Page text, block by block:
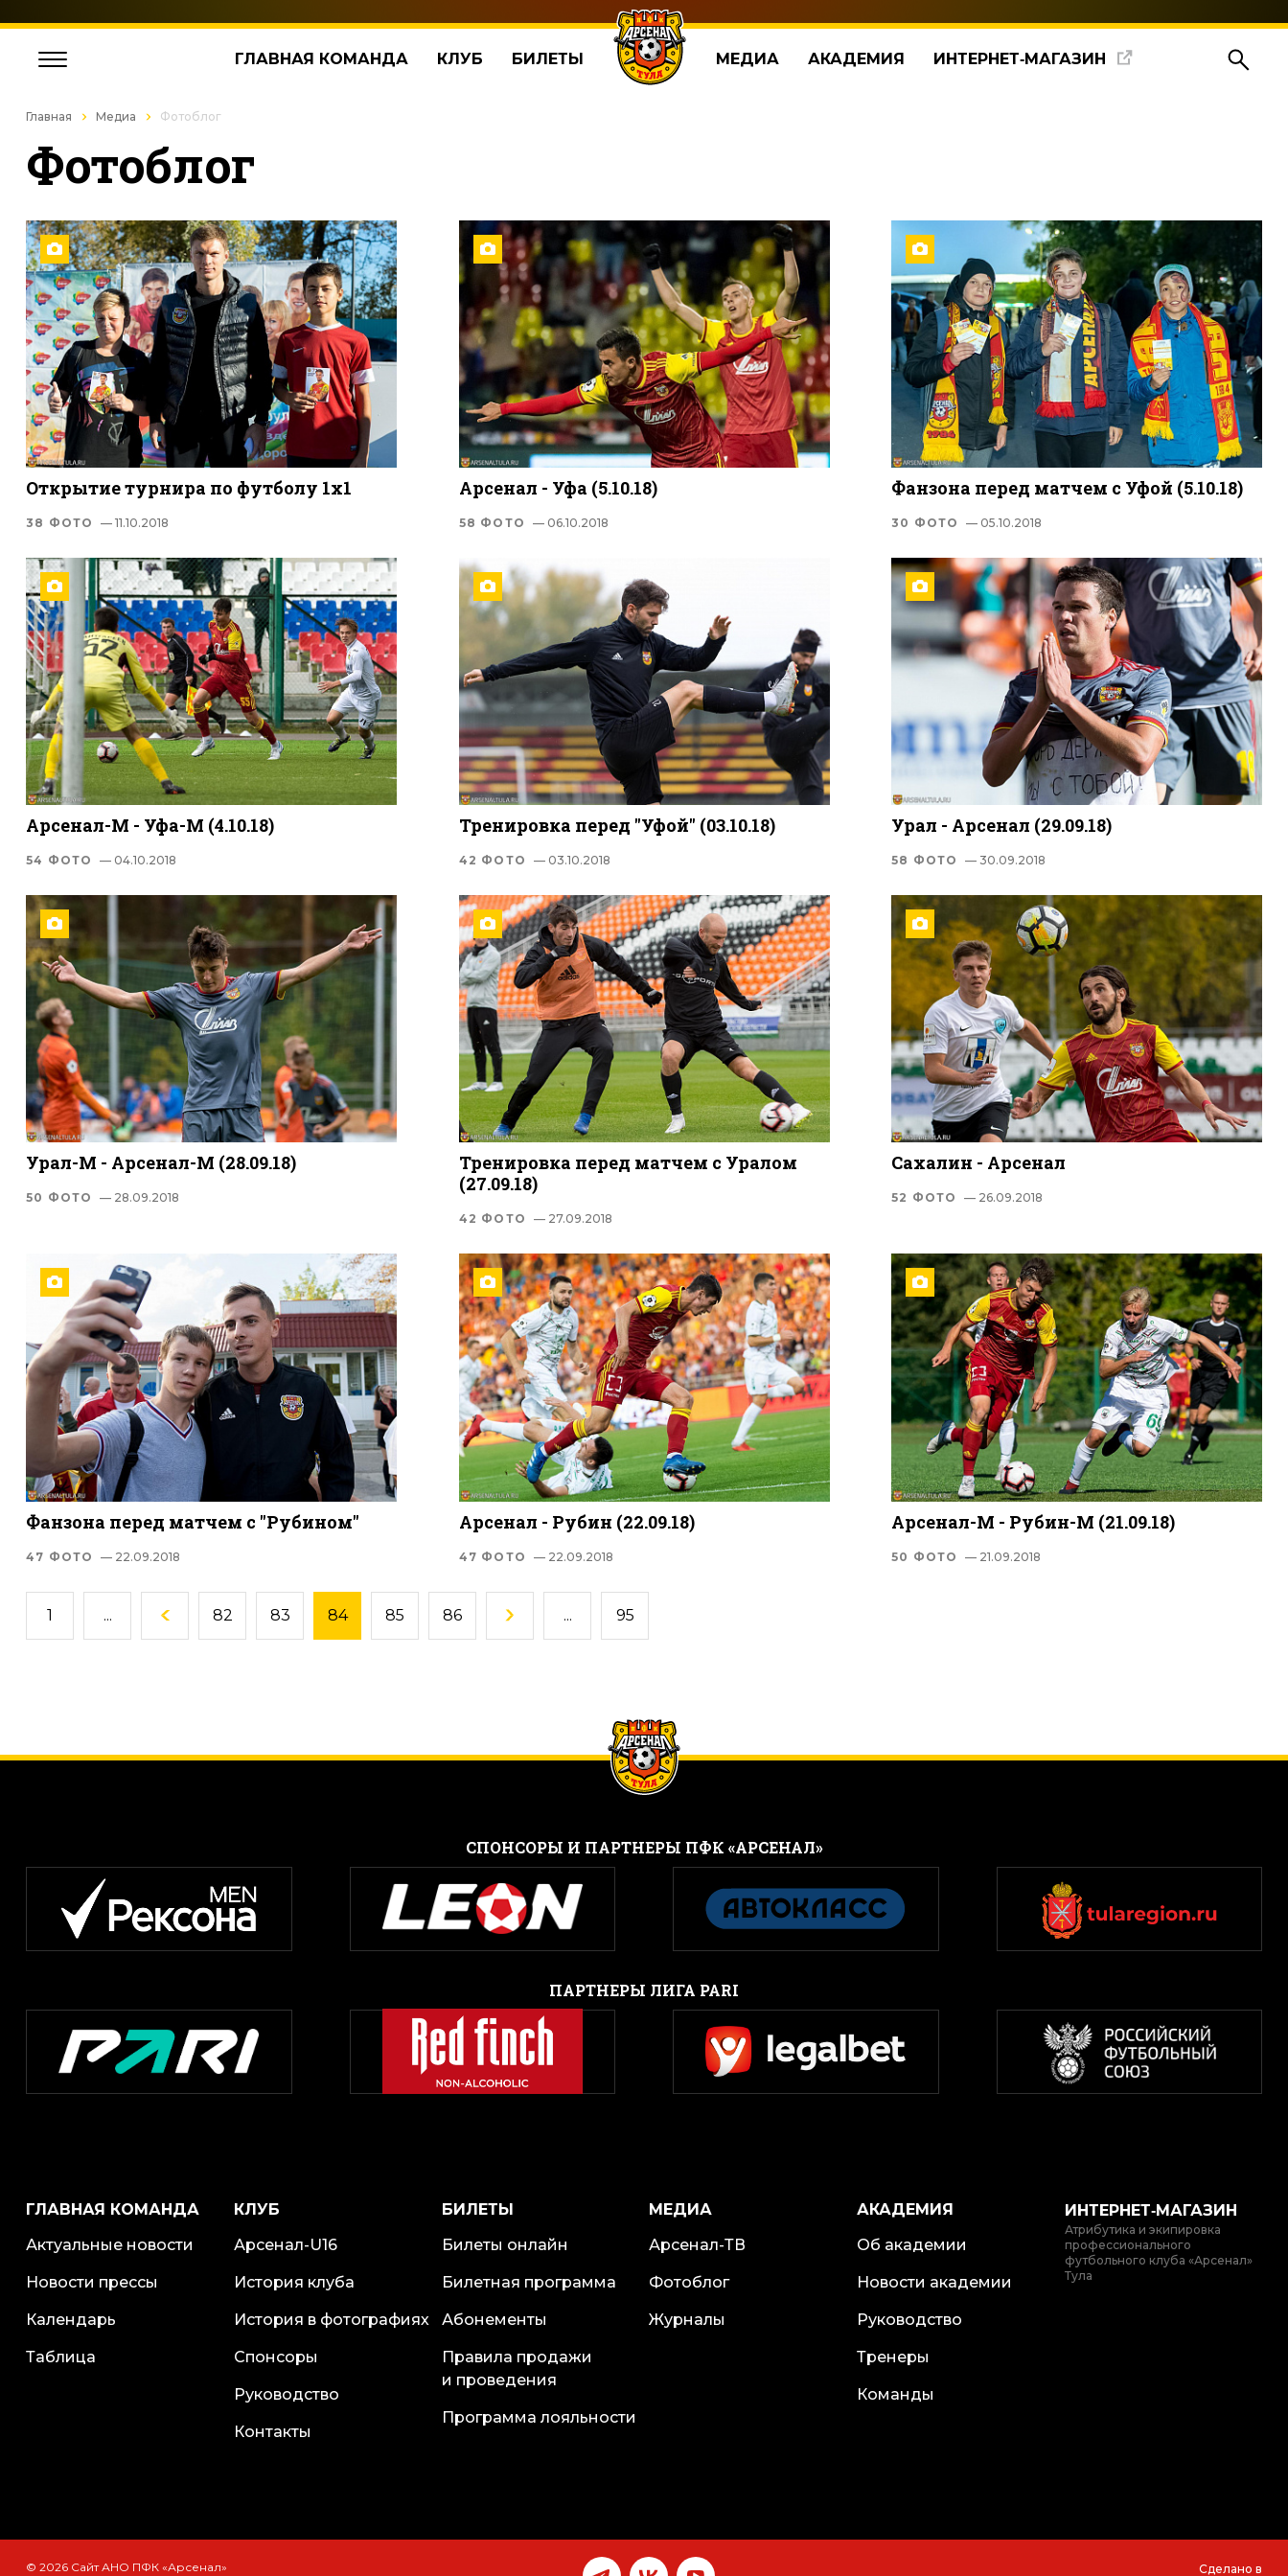
ГЛАВНАЯ КОМАНДА КЛУБ БИЛЕТЫ МЕДИА АКАДЕМИЯ ИНТЕРНЕТ‑МАГАЗИН
Главная Медиа Фотоблог
Фотоблог
Открытие турнира по футболу 1х1
38 ФОТО — 11.10.2018
Арсенал - Уфа (5.10.18)
58 ФОТО — 06.10.2018
Фанзона перед матчем с Уфой (5.10.18)
30 ФОТО — 05.10.2018
Арсенал-М - Уфа-М (4.10.18)
54 ФОТО — 04.10.2018
Тренировка перед "Уфой" (03.10.18)
42 ФОТО — 03.10.2018
Урал - Арсенал (29.09.18)
58 ФОТО — 30.09.2018
Урал-М - Арсенал-М (28.09.18)
50 ФОТО — 28.09.2018
Тренировка перед матчем с Уралом
(27.09.18)
42 ФОТО — 27.09.2018
Сахалин - Арсенал
52 ФОТО — 26.09.2018
Фанзона перед матчем с "Рубином"
47 ФОТО — 22.09.2018
Арсенал - Рубин (22.09.18)
47 ФОТО — 22.09.2018
Арсенал-М - Рубин-М (21.09.18)
50 ФОТО — 21.09.2018
1 ... 82 83 84 85 86 ... 95
CПОНСОРЫ И ПАРТНЕРЫ ПФК «АРСЕНАЛ»
ПАРТНЕРЫ ЛИГА PARI
ГЛАВНАЯ КОМАНДА
Актуальные новости
Новости прессы
Календарь
Таблица
КЛУБ
Арсенал-U16
История клуба
История в фотографиях
Спонсоры
Руководство
Контакты
БИЛЕТЫ
Билеты онлайн
Билетная программа
Абонементы
Правила продажи
и проведения
Программа лояльности
МЕДИА
Арсенал-ТВ
Фотоблог
Журналы
АКАДЕМИЯ
Об академии
Новости академии
Руководство
Тренеры
Команды
ИНТЕРНЕТ‑МАГАЗИН
Атрибутика и экипировка
профессионального
футбольного клуба «Арсенал»
Тула
© 2026 Сайт АНО ПФК «Арсенал» Сделано в